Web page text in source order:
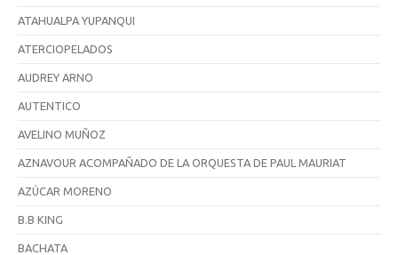
ATAHUALPA YUPANQUI
ATERCIOPELADOS
AUDREY ARNO
AUTENTICO
AVELINO MUÑOZ
AZNAVOUR ACOMPAÑADO DE LA ORQUESTA DE PAUL MAURIAT
AZÚCAR MORENO
B.B KING
BACHATA